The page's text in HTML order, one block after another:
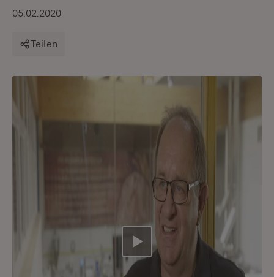
05.02.2020
Teilen
Video abspielen